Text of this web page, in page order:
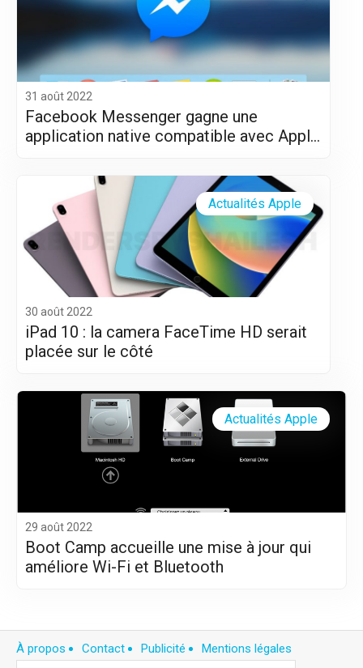
31 août 2022
Facebook Messenger gagne une
application native compatible avec Apple
30 août 2022
iPad 10 : la camera FaceTime HD serait
placée sur le côté
Actualités Apple
29 août 2022
Boot Camp accueille une mise à jour qui
améliore Wi-Fi et Bluetooth
Actualités Apple
À propos Contact Publicité Mentions légales